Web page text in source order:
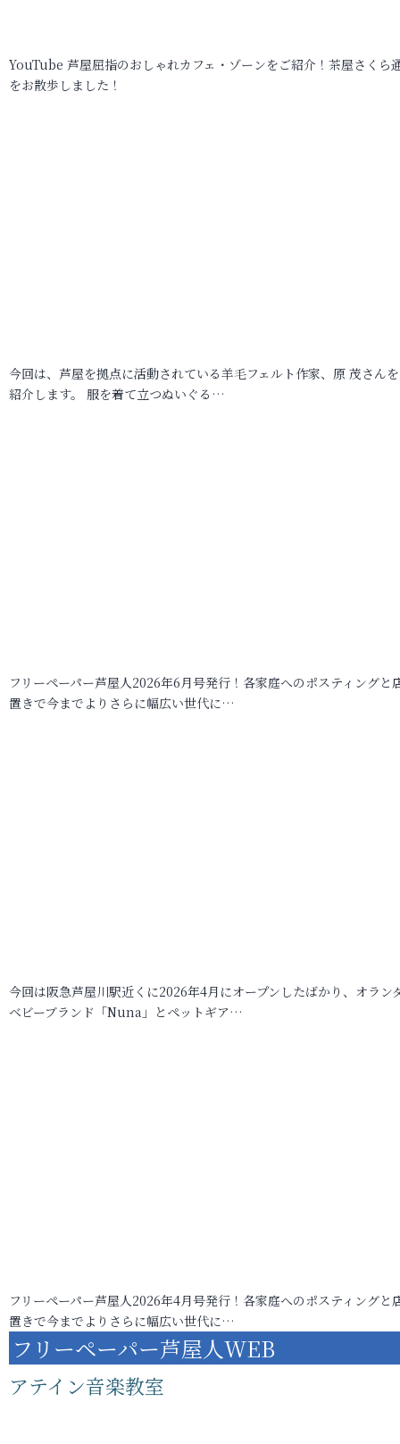
YouTube 芦屋屈指のおしゃれカフェ・ゾーンをご紹介！茶屋さくら
をお散歩しました！
今回は、芦屋を拠点に活動されている羊毛フェルト作家、原 茂さん
紹介します。 服を着て立つぬいぐる…
フリーペーパー芦屋人2026年6月号発行！各家庭へのポスティングと
置きで今までよりさらに幅広い世代に…
今回は阪急芦屋川駅近くに2026年4月にオープンしたばかり、オラン
ベビーブランド「Nuna」とペットギア…
フリーペーパー芦屋人2026年4月号発行！各家庭へのポスティングと
置きで今までよりさらに幅広い世代に…
フリーペーパー芦屋人WEB
アテイン音楽教室